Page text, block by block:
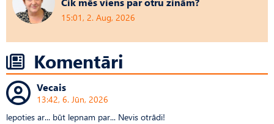
15:01, 2. Aug, 2026
Komentāri
Vecais
13:42, 6. Jūn, 2026
lepoties ar... būt lepnam par... Nevis otrādi!